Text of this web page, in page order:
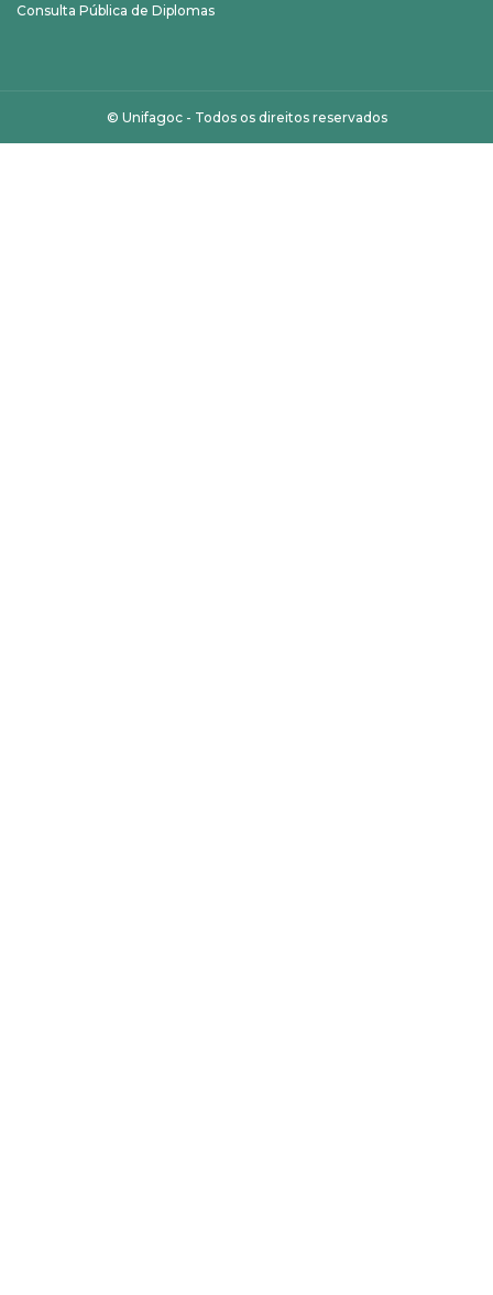
Consulta Pública de Diplomas
© Unifagoc- Todos os direitos reservados